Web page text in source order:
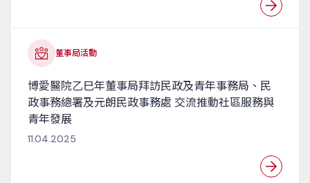
董事局活動
博愛醫院乙巳年董事局拜訪民政及青年事務局、民
政事務總署及元朗民政事務處 交流推動社區服務與
青年發展
11.04.2025